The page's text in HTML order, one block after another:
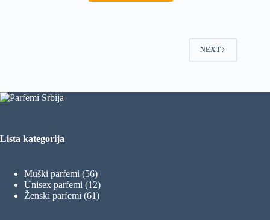
NEXT
Lista kategorija
Muški parfemi 5656
proizvoda
Unisex parfemi 1212
proizvoda
Ženski parfemi 6161